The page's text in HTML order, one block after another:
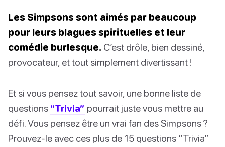
Les Simpsons sont aimés par beaucoup
pour leurs blagues spirituelles et leur
comédie burlesque. C’est drôle, bien dessiné,
provocateur, et tout simplement divertissant !
Et si vous pensez tout savoir, une bonne liste de
questions “Trivia” pourrait juste vous mettre au
défi. Vous pensez être un vrai fan des Simpsons ?
Prouvez-le avec ces plus de 15 questions “Trivia”